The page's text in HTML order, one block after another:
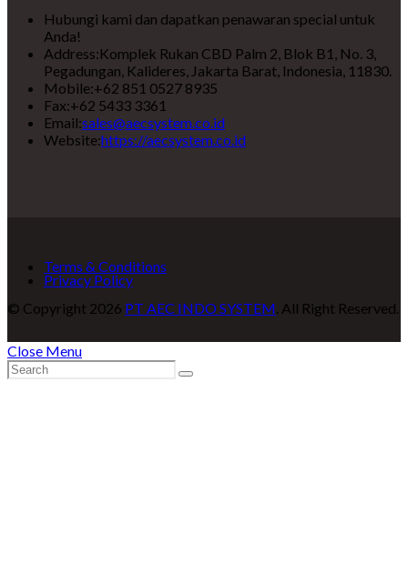
Hubungi kami dan dapatkan penawaran special untuk
Anda!
Address:Komplek Rukan CBD Palm 2, Blok B1, No. 3,
Pegadungan, Kalideres, Jakarta Barat, Indonesia, 11830.
Mobile:+62 851 0527 8935
Fax:+62 5433 3361
Email:sales@aecsystem.co.id
Website:https://aecsystem.co.id
Terms & Conditions
Privacy Policy
© Copyright 2026 PT AEC INDO SYSTEM. All Right Reserved.
Close Menu